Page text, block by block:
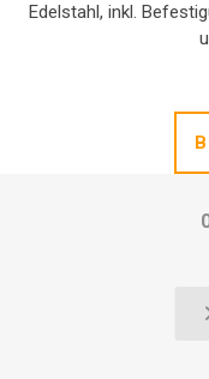
Edelstahl, inkl.